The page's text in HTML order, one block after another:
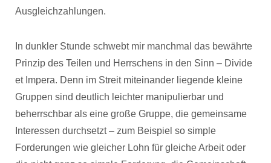
Ausgleichzahlungen.
In dunkler Stunde schwebt mir manchmal das bewährte
Prinzip des Teilen und Herrschens in den Sinn – Divide
et Impera. Denn im Streit miteinander liegende kleine
Gruppen sind deutlich leichter manipulierbar und
beherrschbar als eine große Gruppe, die gemeinsame
Interessen durchsetzt – zum Beispiel so simple
Forderungen wie gleicher Lohn für gleiche Arbeit oder